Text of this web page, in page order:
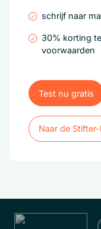
schrijf naar
30% korting
voorwaarden
Test nu gratis
Test nu gratis
Naar de
Naar de